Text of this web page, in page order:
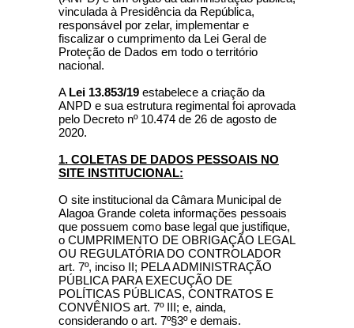
vinculada à Presidência da República,
responsável por zelar, implementar e
fiscalizar o cumprimento da Lei Geral de
Proteção de Dados em todo o território
nacional.
A Lei 13.853/19 estabelece a criação da
ANPD e sua estrutura regimental foi aprovada
pelo Decreto nº 10.474 de 26 de agosto de
2020.
1. COLETAS DE DADOS PESSOAIS NO
SITE INSTITUCIONAL:
O site institucional da Câmara Municipal de
Alagoa Grande coleta informações pessoais
que possuem como base legal que justifique,
o CUMPRIMENTO DE OBRIGAÇÃO LEGAL
OU REGULATÓRIA DO CONTROLADOR
art. 7º, inciso II; PELA ADMINISTRAÇÃO
PÚBLICA PARA EXECUÇÃO DE
POLÍTICAS PÚBLICAS, CONTRATOS E
CONVÊNIOS art. 7º III; e, ainda,
considerando o art. 7º§3º e demais.